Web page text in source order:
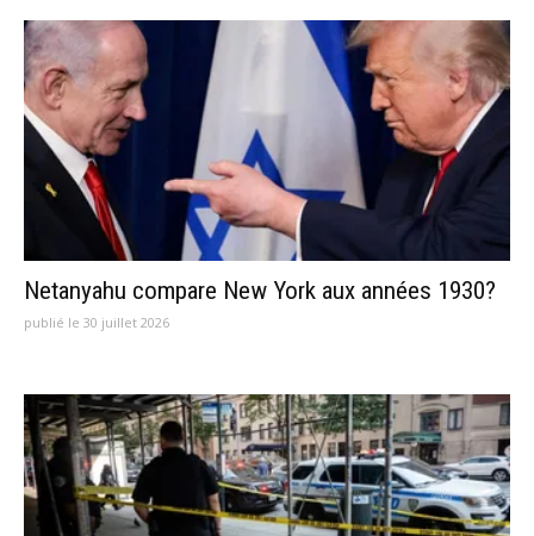
Netanyahu compare New York aux années 1930?
publié le 30 juillet 2026